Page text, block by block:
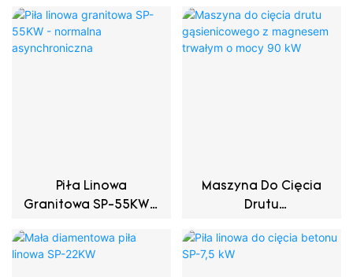
Piła Linowa
Granitowa SP-55KW -
Asynchroniczna
Maszyna Do Cięcia
Drutu
Magnesem Trwałym
O Mocy 90 KW